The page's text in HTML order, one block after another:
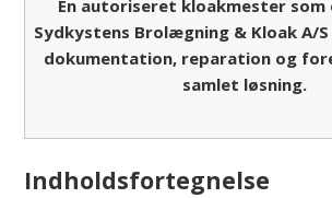
En autoriseret kloakmester som
Sydkystens Brolægning & Kloak A/
dokumentation, reparation og
samlet løsning.
Indholdsfortegnelse